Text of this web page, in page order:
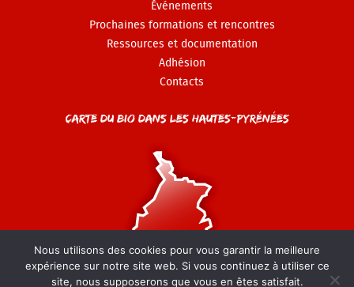
Événements
Prochaines formations et rencontres
Ressources et documentation
Adhésion
Contacts
Carte du Bio dans les Hautes-Pyrénées
Nous utilisons des cookies pour vous garantir la meilleure
expérience sur notre site web. Si vous continuez à utiliser ce
site, nous supposerons que vous en êtes satisfait.